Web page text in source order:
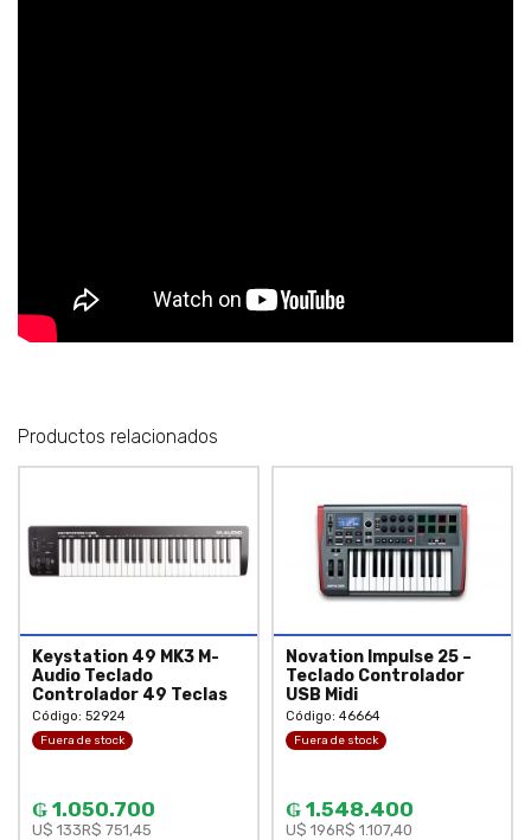
Productos relacionados
Keystation 49 MK3 M-
Audio Teclado
Controlador 49 Teclas
Código: 52924
Fuera de stock
₲ 1.050.700
U$ 133R$ 751,45
Novation Impulse 25 –
Teclado Controlador
USB Midi
Código: 46664
Fuera de stock
₲ 1.548.400
U$ 196R$ 1.107,40